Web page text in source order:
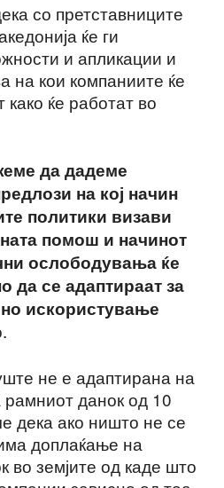
со претставниците
ќе ги
и апликации и
на кои компаниите ќе
ќе работат во
да дадеме
на кој начин
политики визави
помош и начинот
ослободувања ќе
да се адаптираат за
искористување
не е адаптирана на
рамниот данок од 10
дека ако ништо не се
доплаќање на
во земјите од каде што